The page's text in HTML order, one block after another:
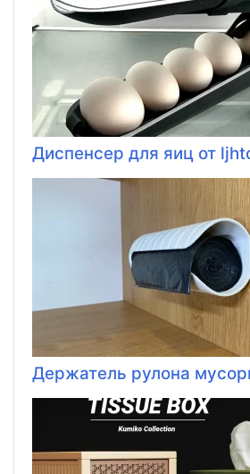
Диспенсер для яиц от
Держатель рулона